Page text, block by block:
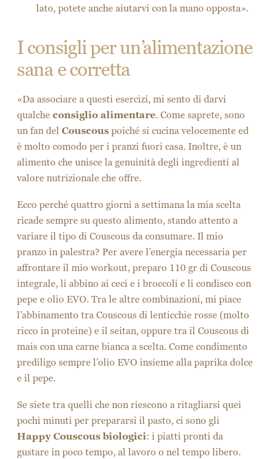
lato, potete anche aiutarvi con la mano opposta».
I consigli per un’alimentazione
sana e corretta
«Da associare a questi esercizi, mi sento di darvi
qualche consiglio alimentare. Come saprete, sono
un fan del Couscous poiché si cucina velocemente ed
è molto comodo per i pranzi fuori casa. Inoltre, è un
alimento che unisce la genuinità degli ingredienti al
valore nutrizionale che offre.
Ecco perché quattro giorni a settimana la mia scelta
ricade sempre su questo alimento, stando attento a
variare il tipo di Couscous da consumare. Il mio
pranzo in palestra? Per avere l’energia necessaria per
affrontare il mio workout, preparo 110 gr di Couscous
integrale, li abbino ai ceci e i broccoli e li condisco con
pepe e olio EVO. Tra le altre combinazioni, mi piace
l’abbinamento tra Couscous di lenticchie rosse (molto
ricco in proteine) e il seitan, oppure tra il Couscous di
mais con una carne bianca a scelta. Come condimento
prediligo sempre l’olio EVO insieme alla paprika dolce
e il pepe.
Se siete tra quelli che non riescono a ritagliarsi quei
pochi minuti per prepararsi il pasto, ci sono gli
Happy Couscous biologici: i piatti pronti da
gustare in poco tempo, al lavoro o nel tempo libero.